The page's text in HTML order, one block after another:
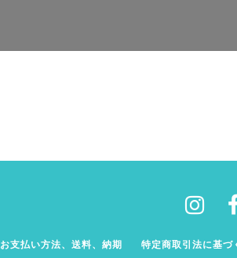
お支払い方法、送料、納期 特定商取引法に基づ